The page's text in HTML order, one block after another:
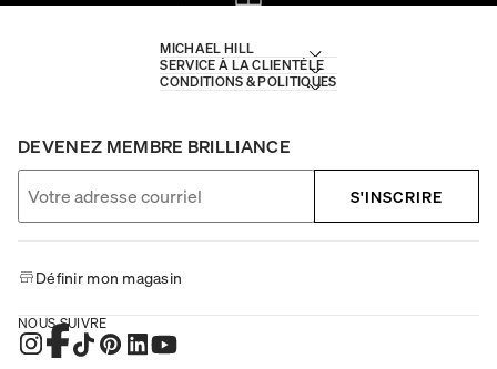
MICHAEL HILL
SERVICE À LA CLIENTÈLE
CONDITIONS & POLITIQUES
DEVENEZ MEMBRE BRILLIANCE
S'INSCRIRE
Définir mon magasin
NOUS SUIVRE